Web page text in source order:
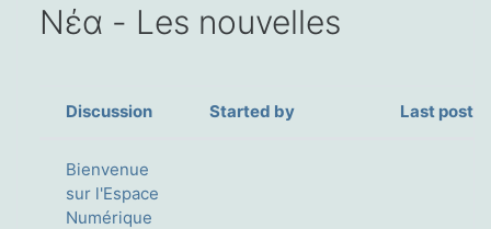
Νέα - Les nouvelles
List of discussions. Showing 1 of
Discussion Started by Last post
Bienvenue
sur l'Espace
Numérique